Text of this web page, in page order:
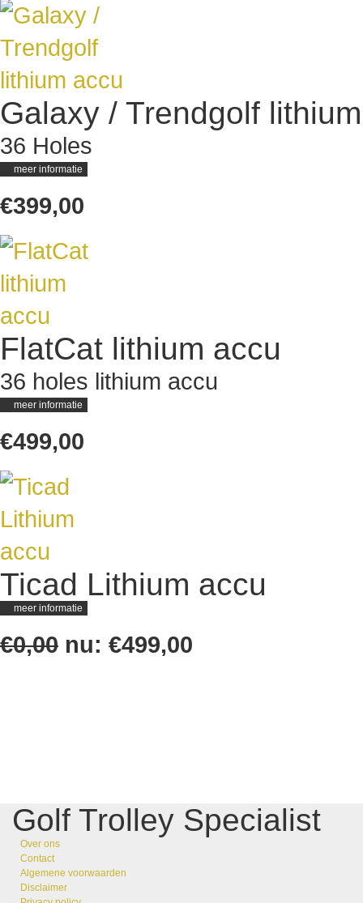
Galaxy / Trendgolf
36 Holes
meer informatie
€399,00
FlatCat lithium accu
36 holes lithium accu
meer informatie
€499,00
Ticad Lithium accu
meer informatie
€0,00 nu: €499,00
Golf Trolley Specialist
Over ons
Contact
Algemene voorwaarden
Disclaimer